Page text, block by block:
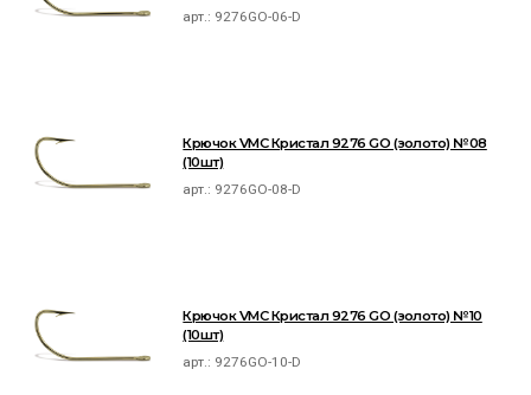
арт.: 9276GO-06-D
Крючок VMC Кристал 9276 GO (золото) №08
(10шт)
арт.: 9276GO-08-D
Крючок VMC Кристал 9276 GO (золото) №10
(10шт)
арт.: 9276GO-10-D